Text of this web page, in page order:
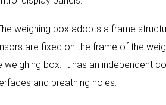
weighing box adopts a frame
are fixed on the frame of the
weighing box. It has an independent
and breathing holes.